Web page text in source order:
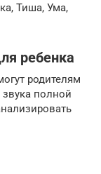
Тиша, Ума,
ребенка
родителям
полной